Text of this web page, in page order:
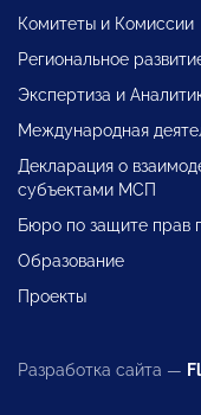
Комитеты и Комиссии
Региональное
Экспертиза и
Международная
Декларация о
субъектами МСП
Бюро по защите прав
Образование
Проекты
Разработка сайта —